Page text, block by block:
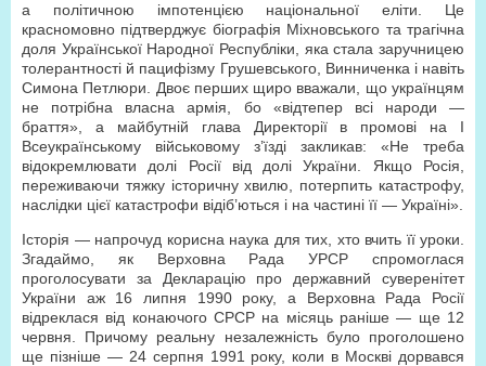
а політичною імпотенцією національної еліти. Це
красномовно підтверджує біографія Міхновського та трагічна
доля Української Народної Республіки, яка стала заручницею
толерантності й пацифізму Грушевського, Винниченка і навіть
Симона Петлюри. Двоє перших щиро вважали, що українцям
не потрібна власна армія, бо «відтепер всі народи —
браття», а майбутній глава Директорії в промові на І
Всеукраїнському військовому з’їзді закликав: «Не треба
відокремлювати долі Росії від долі України. Якщо Росія,
переживаючи тяжку історичну хвилю, потерпить катастрофу,
наслідки цієї катастрофи відіб’ються і на частині її — Україні».
Історія — напрочуд корисна наука для тих, хто вчить її уроки.
Згадаймо, як Верховна Рада УРСР спромоглася
проголосувати за Декларацію про державний суверенітет
України аж 16 липня 1990 року, а Верховна Рада Росії
відреклася від конаючого СРСР на місяць раніше — ще 12
червня. Причому реальну незалежність було проголошено
ще пізніше — 24 серпня 1991 року, коли в Москві дорвався